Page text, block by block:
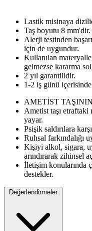
Lastik misinaya
Taş boyutu 8 mm'dir.
Alerji testinden
için de uygundur.
Kullanılan
gelmezse kararma
2 yıl garantilidir.
1-2 iş günü
AMETİST
Ametist taşı
yayar.
Psişik saldırılara
Ruhsal farkındalığı
Kişiyi alkol, sigara,
arındırarak zihinsel
İletişim konularında
destekler.
Değerlendirmeler